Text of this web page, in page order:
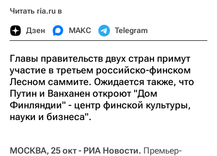
Читать ria.ru в
Дзен МАКС Telegram
Главы правительств двух стран примут
участие в третьем российско-финском
Лесном саммите. Ожидается также, что
Путин и Ванханен откроют "Дом
Финляндии" - центр финской культуры,
науки и бизнеса".
МОСКВА, 25 окт - РИА Новости. Премьер-